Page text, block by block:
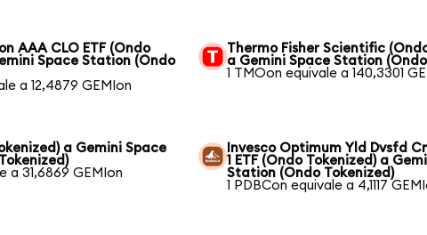
AAA CLO ETF (Ondo
Space Station (Ondo
a 12,4879 GEMIon
Thermo Fisher Scientific
a Gemini Space Station
1 TMOon equivale a 140,3301
a Gemini Space
a 31,6869 GEMIon
Invesco Optimum Yld Dvsfd
1 ETF (Ondo Tokenized) a
Station (Ondo Tokenized)
1 PDBCon equivale a 4,1117